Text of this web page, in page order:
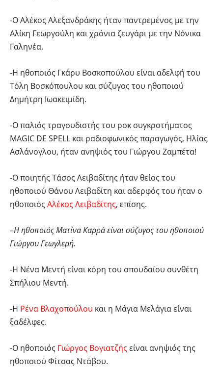
-Ο Αλέκος Αλεξανδράκης ήταν παντρεμένος με την
Αλίκη Γεωργούλη και χρόνια ζευγάρι με την Νόνικα
Γαληνέα.
-Η ηθοποιός Γκάρυ Βοσκοπούλου είναι αδελφή του
Τόλη Βοσκόπουλου και σύζυγος του ηθοποιού
Δημήτρη Ιωακειμίδη.
-Ο παλιός τραγουδιστής του ροκ συγκροτήματος
MAGIC DE SPELL και ραδιοφωνικός παραγωγός, Ηλίας
Ασλάνογλου, ήταν ανηψιός του Γιώργου Ζαμπέτα!
-Ο ποιητής Τάσος Λειβαδίτης ήταν θείος του
ηθοποιού Θάνου Λειβαδίτη και αδερφός του ήταν ο
ηθοποιός Αλέκος Λειβαδίτης, επίσης.
–Η ηθοποιός Ματίνα Καρρά είναι σύζυγος του ηθοποιού
Γιώργου Γεωγλερή.
-Η Νένα Μεντή είναι κόρη του σπουδαίου συνθέτη
Σπήλιου Μεντή.
-Η Ρένα Βλαχοπούλου και η Μάγια Μελάγια είναι
ξαδέλφες.
-Ο ηθοποιός Γιώργος Βογιατζήςείναι ανηψιός της
ηθοποιού Φίτσας Ντάβου.